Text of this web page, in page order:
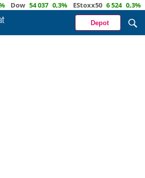
Dow 54 037 0,3% EStoxx50 6 524 0,3%
Depot